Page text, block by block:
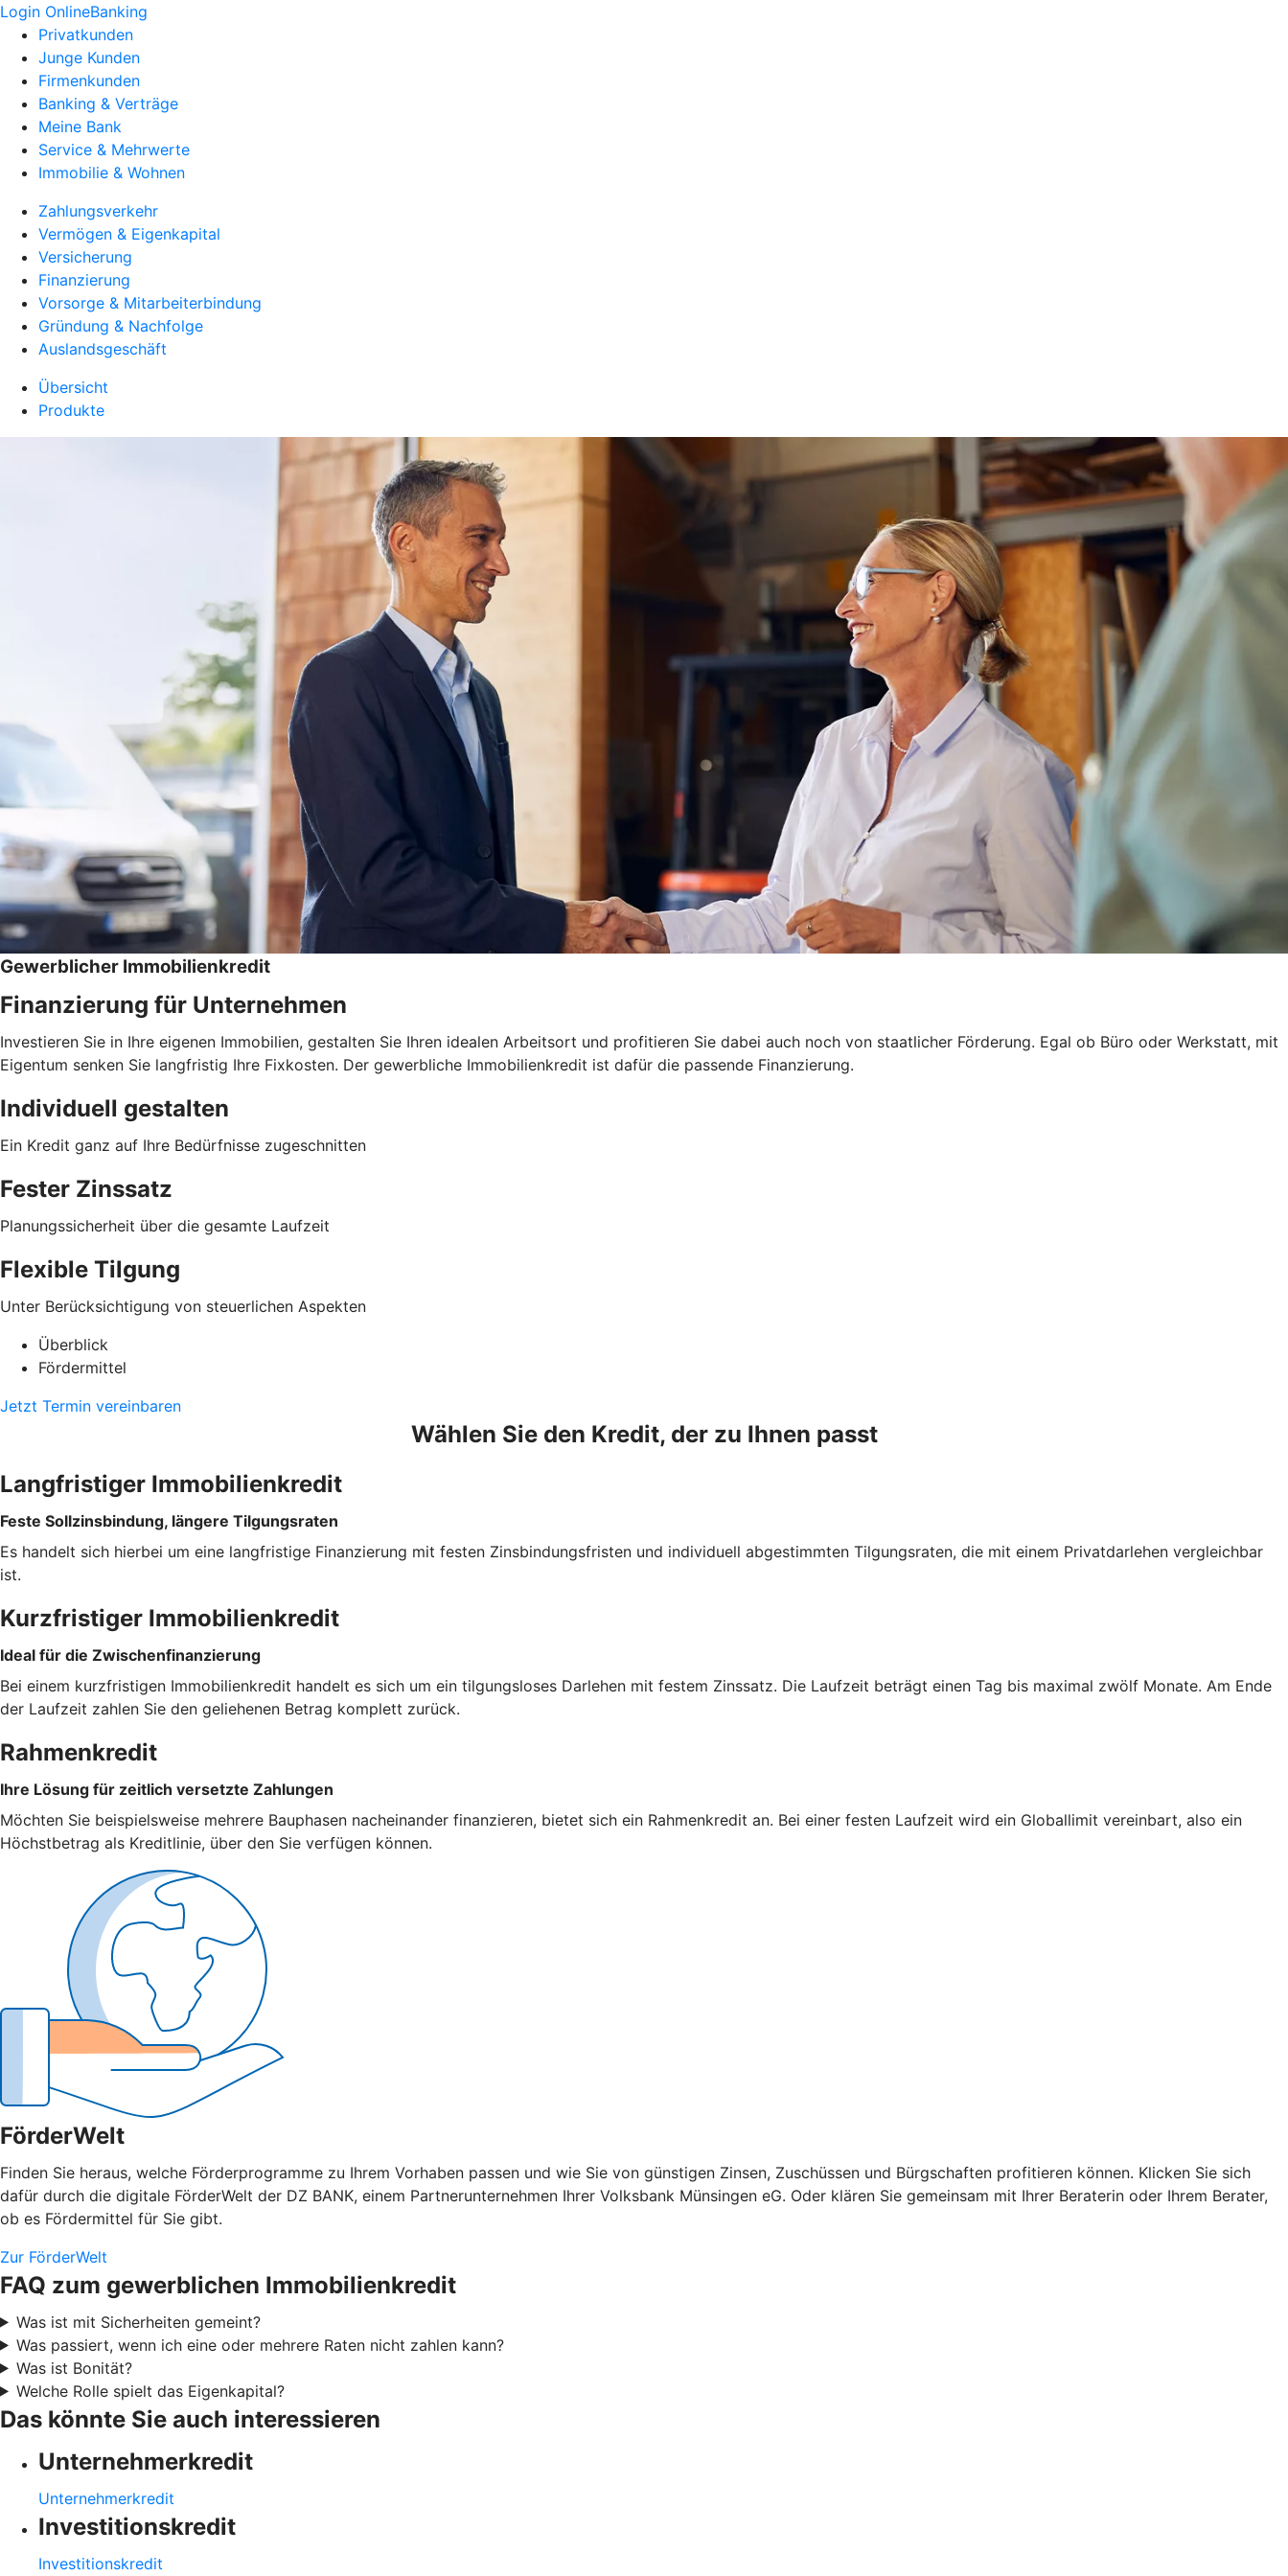
Login OnlineBanking
Privatkunden
Junge Kunden
Firmenkunden
Banking & Verträge
Meine Bank
Service & Mehrwerte
Immobilie & Wohnen
Zahlungsverkehr
Vermögen & Eigenkapital
Versicherung
Finanzierung
Vorsorge & Mitarbeiterbindung
Gründung & Nachfolge
Auslandsgeschäft
Übersicht
Produkte
Gewerblicher Immobilienkredit
Finanzierung für Unternehmen
Investieren Sie in Ihre eigenen Immobilien, gestalten Sie Ihren idealen Arbeitsort und profitieren Sie dabei auch noch von staatlicher Förderung. Egal ob Büro oder Werkstatt, mit
Eigentum senken Sie langfristig Ihre Fixkosten. Der gewerbliche Immobilienkredit ist dafür die passende Finanzierung.
Individuell gestalten
Ein Kredit ganz auf Ihre Bedürfnisse zugeschnitten
Fester Zinssatz
Planungssicherheit über die gesamte Laufzeit
Flexible Tilgung
Unter Berücksichtigung von steuerlichen Aspekten
Überblick
Fördermittel
Jetzt Termin vereinbaren
Wählen Sie den Kredit, der zu Ihnen passt
Langfristiger Immobilienkredit
Feste Sollzinsbindung, längere Tilgungsraten
Es handelt sich hierbei um eine langfristige Finanzierung mit festen Zinsbindungsfristen und individuell abgestimmten Tilgungsraten, die mit einem Privatdarlehen vergleichbar
ist.
Kurzfristiger Immobilienkredit
Ideal für die Zwischenfinanzierung
Bei einem kurzfristigen Immobilienkredit handelt es sich um ein tilgungsloses Darlehen mit festem Zinssatz. Die Laufzeit beträgt einen Tag bis maximal zwölf Monate. Am Ende
der Laufzeit zahlen Sie den geliehenen Betrag komplett zurück.
Rahmenkredit
Ihre Lösung für zeitlich versetzte Zahlungen
Möchten Sie beispielsweise mehrere Bauphasen nacheinander finanzieren, bietet sich ein Rahmenkredit an. Bei einer festen Laufzeit wird ein Globallimit vereinbart, also ein
Höchstbetrag als Kreditlinie, über den Sie verfügen können.
FörderWelt
Finden Sie heraus, welche Förderprogramme zu Ihrem Vorhaben passen und wie Sie von günstigen Zinsen, Zuschüssen und Bürgschaften profitieren können. Klicken Sie sich
dafür durch die digitale FörderWelt der DZ BANK, einem Partnerunternehmen Ihrer Volksbank Münsingen eG. Oder klären Sie gemeinsam mit Ihrer Beraterin oder Ihrem Berater,
ob es Fördermittel für Sie gibt.
Zur FörderWelt
FAQ zum gewerblichen Immobilienkredit
Was ist mit Sicherheiten gemeint?
Was passiert, wenn ich eine oder mehrere Raten nicht zahlen kann?
Was ist Bonität?
Welche Rolle spielt das Eigenkapital?
Das könnte Sie auch interessieren
Unternehmerkredit
Unternehmerkredit
Investitionskredit
Investitionskredit